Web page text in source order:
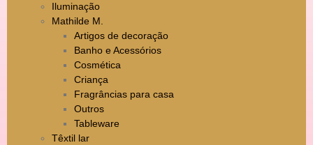
Iluminação
Mathilde M.
Artigos de decoração
Banho e Acessórios
Cosmética
Criança
Fragrâncias para casa
Outros
Tableware
Têxtil lar